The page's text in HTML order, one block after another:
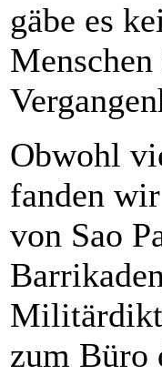
gäbe es
Obwohl
fanden
von Sao
zum Büro